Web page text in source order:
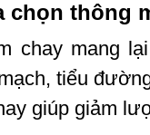
thông
chay mang
tiểu
giúp giảm